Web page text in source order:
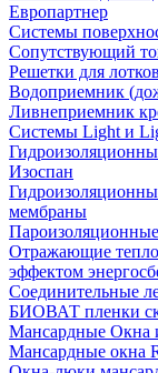
Европартнер
Системы
Сопутствующий
Решетки для
Водоприемник
Ливнеприемник
Системы Light и
Изоспан
мембраны
Отражающие
эффектом
Соединительные
БИОВАТ пленки
Мансардные Окна
Мансардные окна